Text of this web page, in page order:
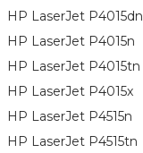
HP LaserJet P4015dn
HP LaserJet P4015n
HP LaserJet P4015tn
HP LaserJet P4015x
HP LaserJet P4515n
HP LaserJet P4515tn